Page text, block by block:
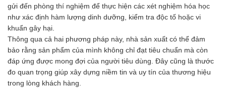
gửi đến phòng thí nghiệm để thực hiện các xét nghiệm hóa học
như xác định hàm lượng dinh dưỡng, kiểm tra độc tố hoặc vi
khuẩn gây hại.
Thông qua cả hai phương pháp này, nhà sản xuất có thể đảm
bảo rằng sản phẩm của mình không chỉ đạt tiêu chuẩn mà còn
đáp ứng được mong đợi của người tiêu dùng. Đây cũng là thước
đo quan trọng giúp xây dựng niềm tin và uy tín của thương hiệu
trong lòng khách hàng.